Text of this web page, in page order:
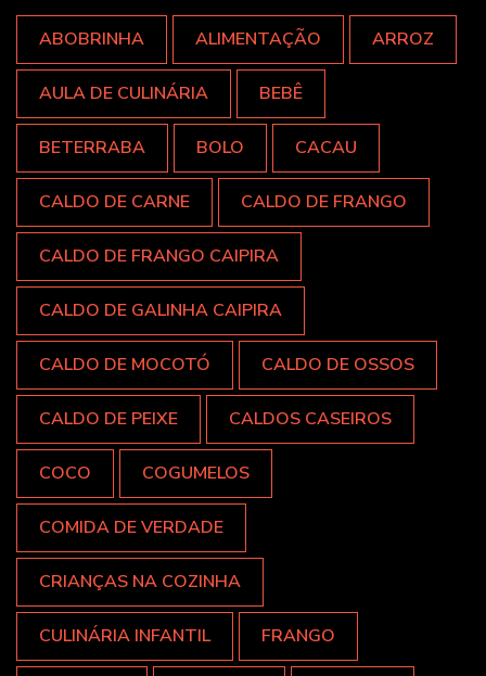
ABOBRINHA ALIMENTAÇÃO ARROZ
AULA DE CULINÁRIA BEBÊ
BETERRABA BOLO CACAU
CALDO DE CARNE CALDO DE FRANGO
CALDO DE FRANGO CAIPIRA
CALDO DE GALINHA CAIPIRA
CALDO DE MOCOTÓ CALDO DE OSSOS
CALDO DE PEIXE CALDOS CASEIROS
COCO COGUMELOS
COMIDA DE VERDADE
CRIANÇAS NA COZINHA
CULINÁRIA INFANTIL FRANGO